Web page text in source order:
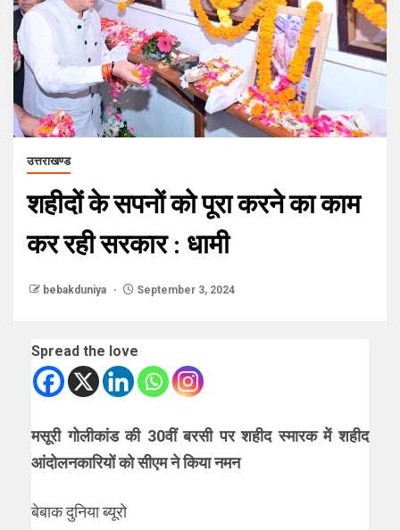
उत्तराखण्ड
शहीदों के सपनों को पूरा करने का काम
कर रही सरकार : धामी
bebakduniya September 3, 2024
Spread the love
मसूरी गोलीकांड की 30वीं बरसी पर शहीद स्मारक में शहीद
आंदोलनकारियों को सीएम ने किया नमन
बेबाक दुनिया ब्यूरो